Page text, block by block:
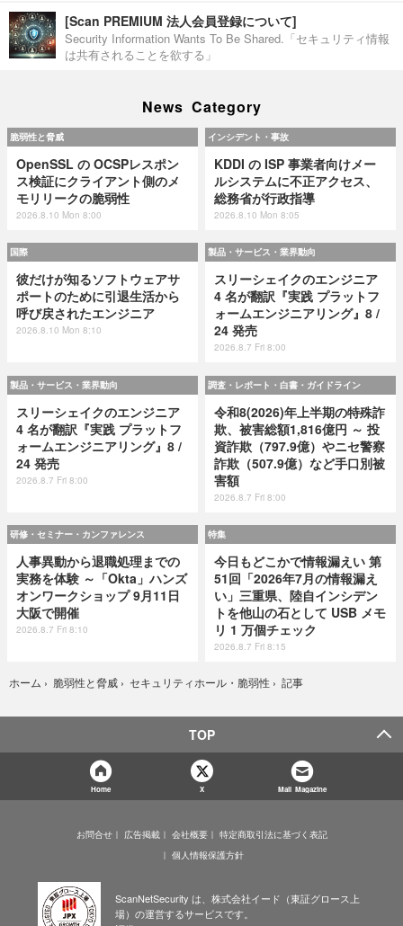
[Scan PREMIUM 法人会員登録について]
Security Information Wants To Be Shared.「セキュリティ情報
は共有されることを欲する」
News Category
脆弱性と脅威
OpenSSL の OCSPレスポン
ス検証にクライアント側のメ
モリリークの脆弱性
2026.8.10 Mon 8:00
インシデント・事故
KDDI の ISP 事業者向けメー
ルシステムに不正アクセス、
総務省が行政指導
2026.8.10 Mon 8:05
国際
彼だけが知るソフトウェアサ
ポートのために引退生活から
呼び戻されたエンジニア
2026.8.10 Mon 8:10
製品・サービス・業界動向
スリーシェイクのエンジニア
4 名が翻訳『実践 プラットフ
ォームエンジニアリング』8 /
24 発売
2026.8.7 Fri 8:00
製品・サービス・業界動向
スリーシェイクのエンジニア
4 名が翻訳『実践 プラットフ
ォームエンジニアリング』8 /
24 発売
2026.8.7 Fri 8:00
調査・レポート・白書・ガイドライン
令和8(2026)年上半期の特殊詐
欺、被害総額1,816億円 ～ 投
資詐欺（797.9億）やニセ警察
詐欺（507.9億）など手口別被
害額
2026.8.7 Fri 8:00
研修・セミナー・カンファレンス
人事異動から退職処理までの
実務を体験 ～「Okta」ハンズ
オンワークショップ 9月11日
大阪で開催
2026.8.7 Fri 8:10
特集
今日もどこかで情報漏えい 第
51回「2026年7月の情報漏え
い」三重県、陸自インシデン
トを他山の石として USB メモ
リ 1 万個チェック
2026.8.7 Fri 8:15
ホーム › 脆弱性と脅威 › セキュリティホール・脆弱性 › 記事
TOP
Home X Mail Magazine
お問合せ 広告掲載 会社概要
特定商取引法に基づく表記
個人情報保護方針
ScanNetSecurity は、株式会社イード（東証グロース上
場）の運営するサービスです。